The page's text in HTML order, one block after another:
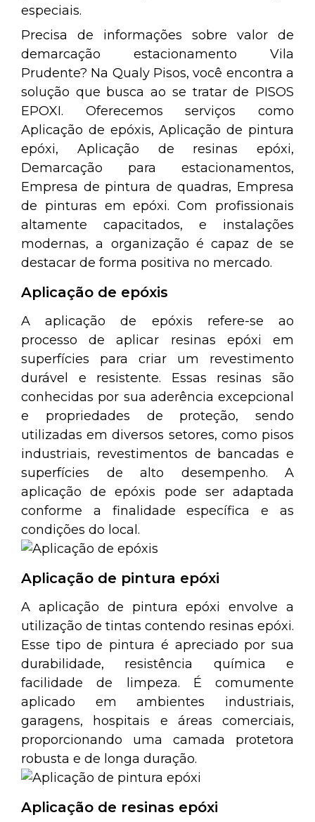
especiais.
Precisa de informações sobre valor de
demarcação estacionamento Vila
Prudente? Na Qualy Pisos, você encontra a
solução que busca ao se tratar de PISOS
EPOXI. Oferecemos serviços como
Aplicação de epóxis, Aplicação de pintura
epóxi, Aplicação de resinas epóxi,
Demarcação para estacionamentos,
Empresa de pintura de quadras, Empresa
de pinturas em epóxi. Com profissionais
altamente capacitados, e instalações
modernas, a organização é capaz de se
destacar de forma positiva no mercado.
Aplicação de epóxis
A aplicação de epóxis refere-se ao
processo de aplicar resinas epóxi em
superfícies para criar um revestimento
durável e resistente. Essas resinas são
conhecidas por sua aderência excepcional
e propriedades de proteção, sendo
utilizadas em diversos setores, como pisos
industriais, revestimentos de bancadas e
superfícies de alto desempenho. A
aplicação de epóxis pode ser adaptada
conforme a finalidade específica e as
condições do local.
Aplicação de pintura epóxi
A aplicação de pintura epóxi envolve a
utilização de tintas contendo resinas epóxi.
Esse tipo de pintura é apreciado por sua
durabilidade, resistência química e
facilidade de limpeza. É comumente
aplicado em ambientes industriais,
garagens, hospitais e áreas comerciais,
proporcionando uma camada protetora
robusta e de longa duração.
Aplicação de resinas epóxi